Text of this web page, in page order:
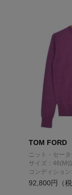
TOM FORD
ニット・セータ
サイズ：46(M
コンディション
92,800円（税